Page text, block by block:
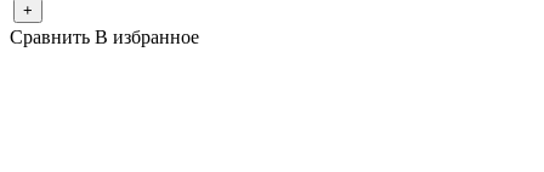
+
Сравнить В избранное